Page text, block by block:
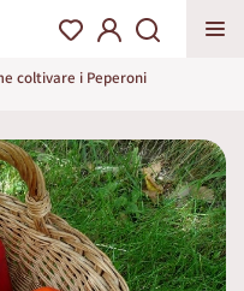
coltivare i Peperoni